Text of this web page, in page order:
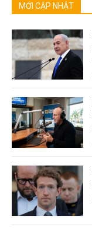
MỚI CẬP NHẬT